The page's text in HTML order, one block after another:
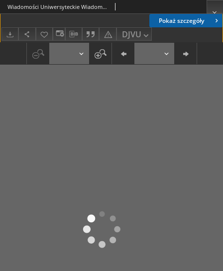
Pokaż szczegóły
DJVU
Wiadomości Uniwersyteckie Wiadomości Uniwersyteckie R. 19, nr 9 (grudzień 2009)